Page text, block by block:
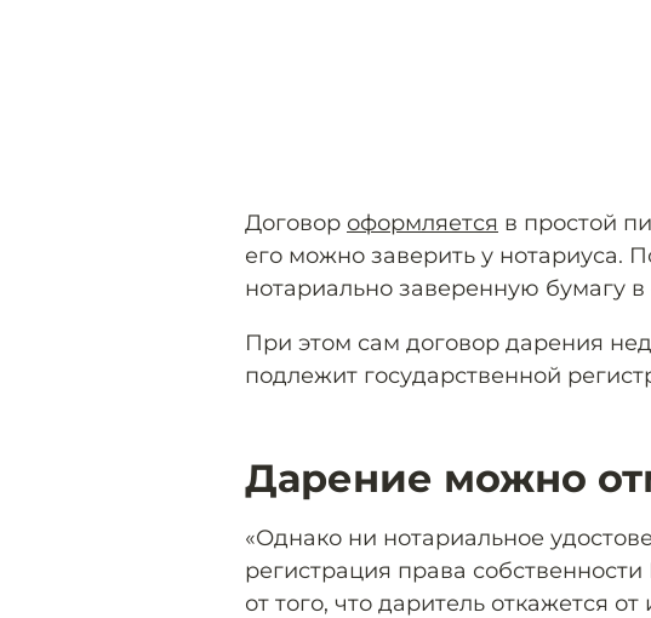
Договор оформляется в простой
его можно заверить у нотариуса.
нотариально заверенную бумагу
При этом сам договор дарения
подлежит государственной
Дарение можно
«Однако ни нотариальное
регистрация права
от того, что даритель откажется